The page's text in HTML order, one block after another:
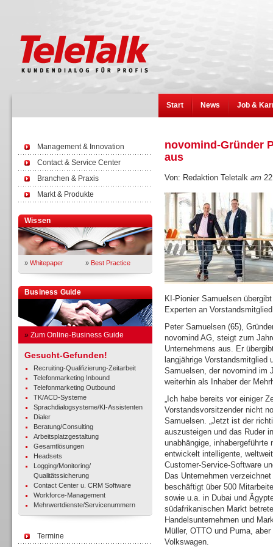
Start News Job &
Management & Innovation
Contact & Service Center
Branchen & Praxis
Markt & Produkte
Wissen
» Whitepaper » Best Practice
Business Guide
» Zum Online-Business Guide
Gesucht-Gefunden!
Recruiting-Qualifizierung-Zeitarbeit
Telefonmarketing Inbound
Telefonmarketing Outbound
TK/ACD-Systeme
Sprachdialogsysteme/KI-Assistenten
Dialer
Beratung/Consulting
Arbeitsplatzgestaltung
Gesamtlösungen
Headsets
Logging/Monitoring/
Qualitätssicherung
Contact Center u. CRM Software
Workforce-Management
Mehrwertdienste/Servicenummern
Termine
novomind-Gründer
aus
Von: Redaktion Teletalk am
KI-Pionier Samuelsen
Experten an
Peter Samuelsen (65),
novomind AG, steigt zum
Unternehmens aus. Er
langjährige Vorstandsmitglied
Samuelsen, der novomind im
weiterhin als Inhaber der
„Ich habe bereits vor einiger
Vorstandsvorsitzender nicht
Samuelsen. „Jetzt ist der
auszusteigen und das Ruder
unabhängige,
entwickelt intelligente,
Customer-Service-Software
Das Unternehmen
beschäftigt über 500
sowie u.a. in Dubai und
südafrikanischen Markt
Handelsunternehmen und
Müller, OTTO und Puma,
Volkswagen.